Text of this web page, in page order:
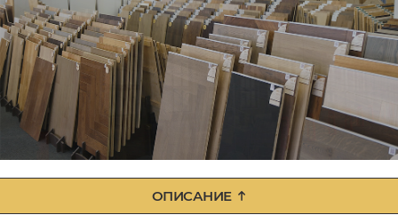
ОПИСАНИЕ